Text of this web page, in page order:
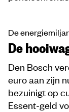
De
De
Den Bosch
euro aan zijn
bezuinigt op
Essent-geld